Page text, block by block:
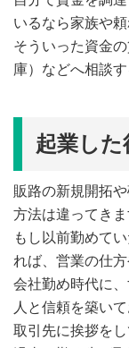
いるなら家族や
そういった資金
庫）などへ相談
起業した
販路の新規開拓
方法は違ってきま
もし以前勤めて
れば、営業の仕
会社勤め時代に
人と信頼を築い
取引先に挨拶を